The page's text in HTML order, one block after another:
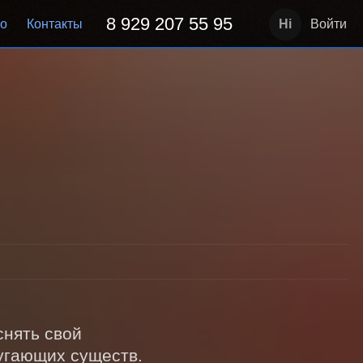
Контакты 8 929 207 55 95 Войти
свой
существ.